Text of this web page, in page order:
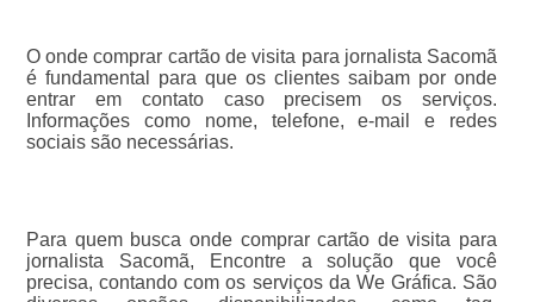
O onde comprar cartão de visita para jornalista Sacomã
é fundamental para que os clientes saibam por onde
entrar em contato caso precisem os serviços.
Informações como nome, telefone, e-mail e redes
sociais são necessárias.
Para quem busca onde comprar cartão de visita para
jornalista Sacomã, Encontre a solução que você
precisa, contando com os serviços da We Gráfica. São